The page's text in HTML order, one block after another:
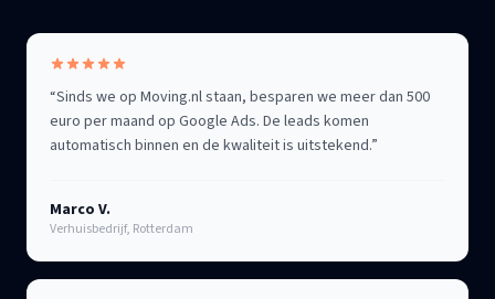
“Sinds we op Moving.nl staan, besparen we meer dan 500
euro per maand op Google Ads. De leads komen
automatisch binnen en de kwaliteit is uitstekend.”
Marco V.
Verhuisbedrijf, Rotterdam